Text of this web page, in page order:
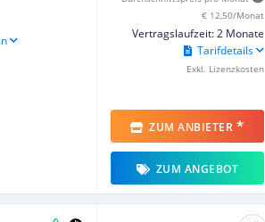
€ 12,50/Monat
Vertragslaufzeit: 2 Monate
Tarifdetails
Exkl. Lizenzkosten
ZUM ANBIETER *
ZUM ANGEBOT